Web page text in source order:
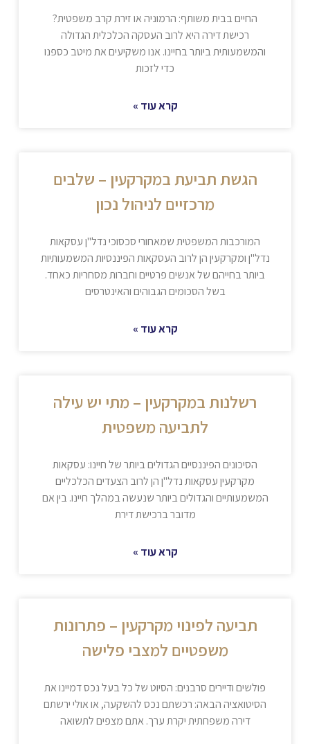
החיים בבית משותף: הרמוניה או זירת קרב משפטית?
רכישת דירה היא לרוב העסקה הכלכלית הגדולה
והמשמעותית ביותר בחיינו. אנו משקיעים את מיטב כספנו
כדי לזכות
קרא עוד »
הגשת תביעת במקרקעין – שלבים
מרכזיים לניהול נכון
המורכבות המשפטית שמאחורי סכסוכי נדל"ן עסקאות
נדל"ן ומקרקעין הן לרוב העסקאות הפיננסיות המשמעותיות
ביותר בחייהם של אנשים פרטיים וחברות מסחריות כאחד.
בשל הסכומים הגבוהים והאינטרסים
קרא עוד »
רשלנות במקרקעין – מתי יש עילה
לתביעה משפטית
הסיכונים הפיננסיים הגדולים ביותר של חיינו: עסקאות
מקרקעין עסקאות נדל"ן הן לרוב הצעדים הכלכליים
המשמעותיים והגדולים ביותר שנעשה במהלך חיינו. בין אם
מדובר ברכישת דירת
קרא עוד »
תביעה לפינוי מקרקעין – פתרונות
משפטיים למצבי פלישה
פולשים ודיירים סרבנים: הסיוט של כל בעל נכס דמיינו את
הסיטואציה הבאה: רכשתם נכס להשקעה, או אולי ירשתם
דירה משפחתית יקרת ערך. אתם מצפים לתשואה